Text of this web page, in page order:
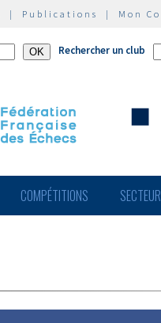
| Publications | Mon
Rechercher un club
COMPÉTITIONS